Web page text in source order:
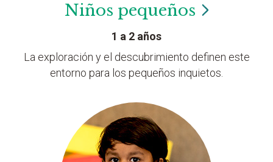
Niños pequeños
1 a 2 años
La exploración y el descubrimiento definen este
entorno para los pequeños inquietos.